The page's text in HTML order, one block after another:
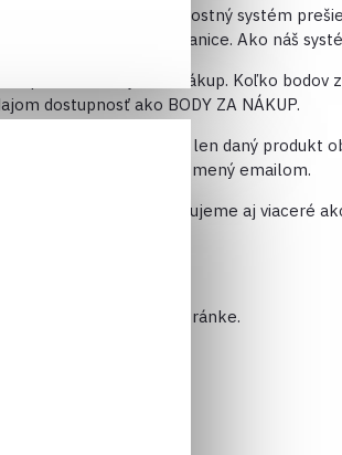
hodnotenia. Náš vernostný systém
stanovené hranice. Ako náš
upatniť na svoj ďalší nákup. Koľko bodov
dostupnosť ako BODY ZA NÁKUP.
zaplatenie atď) nestačí len daný produkt
bodov budete upovedomený emailom.
(napr. kupónmi). Plánujeme aj viaceré
byť zaregistrovaný na stránke.